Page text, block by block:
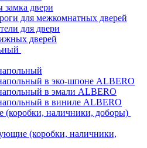
двери
для межкомнатных дверей
для двери
дверей
в эко-шпоне ALBERO
в эмали ALBERO
в виниле ALBERO
(коробки, наличники, доборы)
(коробки, наличники,